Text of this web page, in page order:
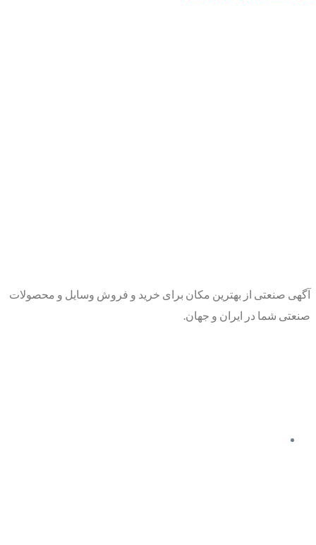
آگهی صنعتی از بهترین مکان برای خرید و فروش وسایل و محصولات
صنعتی شما در ایران و جهان.